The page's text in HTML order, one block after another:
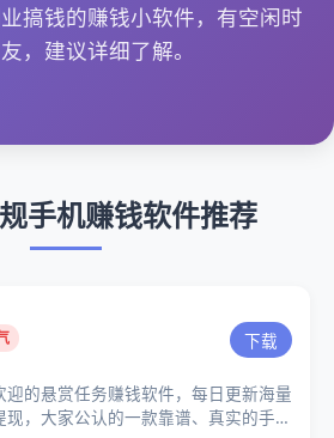
搞钱的赚钱小软件，有空闲时
，建议详细了解。
手机赚钱软件推荐
下载
的悬赏任务赚钱软件，每日更新海量
，大家公认的一款靠谱、真实的手机